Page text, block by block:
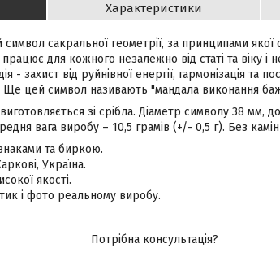
Характеристики
сакральної геометрії, за принципами якої
для кожного незалежно від статі та віку і
- захист від руйнівної енергії, гармонізація та
Ще цей символ називають "мандала виконання
зі срібла. Діаметр символу 38 мм,
вага виробу – 10,5 грамів (+/- 0,5 г). Без
та биркою.
Україна.
якості.
і фото реальному виробу.
Потрібна консультація?